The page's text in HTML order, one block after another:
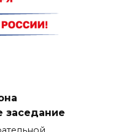
заседание